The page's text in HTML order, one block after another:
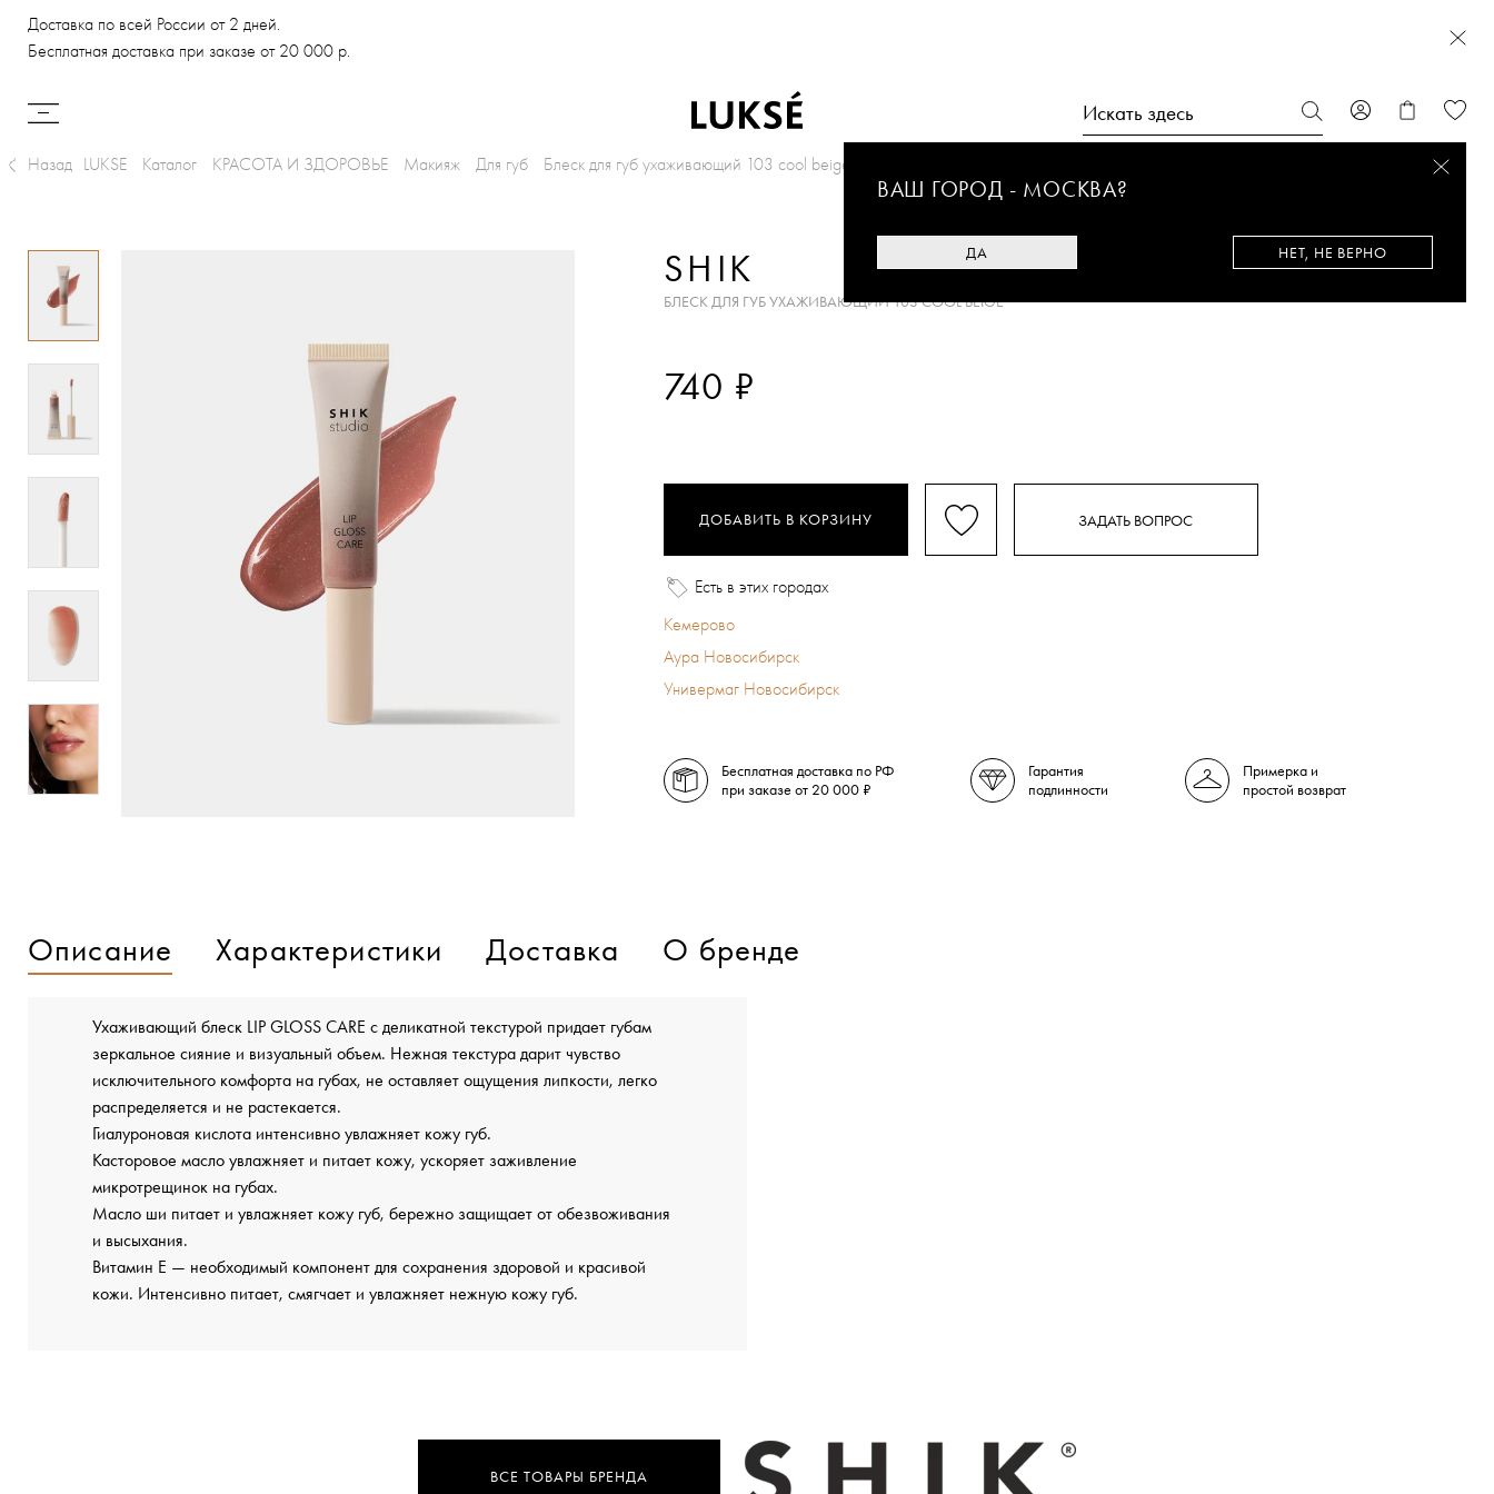
Доставка по всей России от 2 дней.
Бесплатная доставка при заказе от 20 000 р.
ВАШ ГОРОД - МОСКВА?
ДА НЕТ, НЕ ВЕРНО
Назад LUKSE Каталог КРАСОТА И ЗДОРОВЬЕ Макияж Для губ Блеск для губ ухаживающий 103 cool beige
SHIK
БЛЕСК ДЛЯ ГУБ УХАЖИВАЮЩИЙ 103 COOL BEIGE
740 ₽
ДОБАВИТЬ В КОРЗИНУ ЗАДАТЬ ВОПРОС
Есть в этих городах
Кемерово
Аура Новосибирск
Универмаг Новосибирск
Бесплатная доставка по РФ
при заказе от 20 000 ₽
Гарантия
подлинности
Примерка и
простой возврат
Описание Характеристики Доставка О бренде
Ухаживающий блеск LIP GLOSS CARE с деликатной текстурой придает губам
зеркальное сияние и визуальный объем. Нежная текстура дарит чувство
исключительного комфорта на губах, не оставляет ощущения липкости, легко
распределяется и не растекается.
Гиалуроновая кислота интенсивно увлажняет кожу губ.
Касторовое масло увлажняет и питает кожу, ускоряет заживление
микротрещинок на губах.
Масло ши питает и увлажняет кожу губ, бережно защищает от обезвоживания
и высыхания.
Витамин Е — необходимый компонент для сохранения здоровой и красивой
кожи. Интенсивно питает, смягчает и увлажняет нежную кожу губ.
ВСЕ ТОВАРЫ БРЕНДА